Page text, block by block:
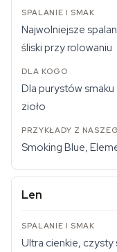
Najwolniejsze
śliski przy rolowaniu
Dla purystów
zioło
Smoking Blue,
Len
Ultra cienkie, czysty